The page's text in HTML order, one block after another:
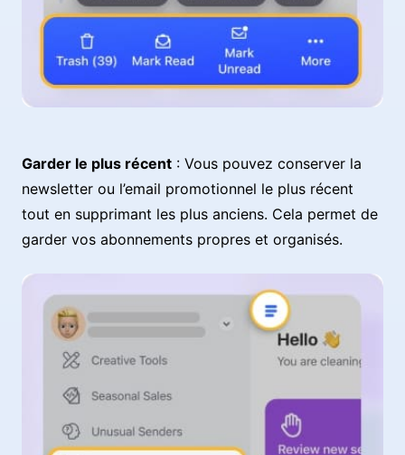
Garder le plus récent : Vous pouvez conserver la
newsletter ou l’email promotionnel le plus récent
tout en supprimant les plus anciens. Cela permet de
garder vos abonnements propres et organisés.